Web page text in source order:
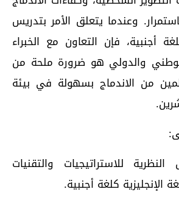
وعندما يتعلق الأمر بتدريس
أجنبية، فإن التعاون مع الخبراء
والدولي هو ضرورة ملحة من
من الاندماج بسهولة في بيئة
للاستراتيجيات والتقنيات
الإنجليزية كلغة أجنبية.